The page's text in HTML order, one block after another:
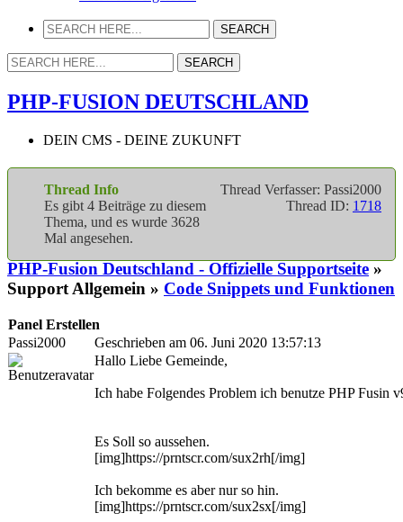
PHP-FUSION DEUTSCHLAND
DEIN CMS - DEINE ZUKUNFT
Thread Verfasser: Passi2000
Thread ID: 1718
Thread Info
Es gibt 4 Beiträge zu diesem
Thema, und es wurde 3628
Mal angesehen.
PHP-Fusion Deutschland - Offizielle Supportseite »
Support Allgemein » Code Snippets und Funktionen
Panel Erstellen
Passi2000
Geschrieben am 06. Juni 2020 13:57:13
Hallo Liebe Gemeinde,
Ich habe Folgendes Problem ich benutze PHP Fusin
Es Soll so aussehen.
[img]https://prntscr.com/sux2rh[/img]
Ich bekomme es aber nur so hin.
[img]https://prntscr.com/sux2sx[/img]